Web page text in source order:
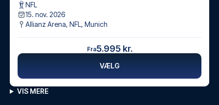
NFL
15. nov. 2026
Allianz Arena, NFL, Munich
Fra5.995 kr.
VÆLG
VIS MERE